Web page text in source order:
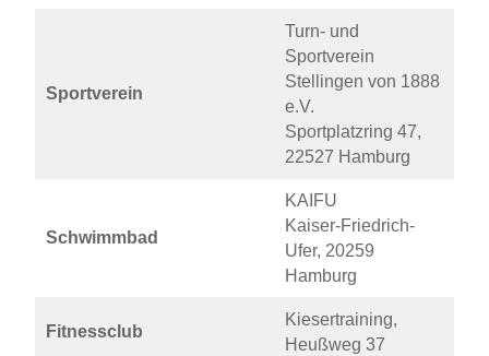
Sportverein
Turn- und
Sportverein
Stellingen von 1888
e.V.
Sportplatzring 47,
22527 Hamburg
Schwimmbad
KAIFU
Kaiser-Friedrich-
Ufer, 20259
Hamburg
Fitnessclub
Kiesertraining,
Heußweg 37